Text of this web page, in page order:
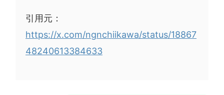
引用元：
https://x.com/ngnchiikawa/status/18867
48240613384633